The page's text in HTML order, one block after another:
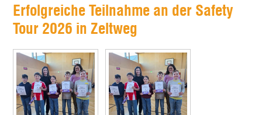
Erfolgreiche Teilnahme an der Safety
Tour 2026 in Zeltweg